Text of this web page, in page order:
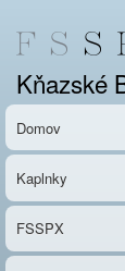
Kňazské
Domov
Kaplnky
FSSPX